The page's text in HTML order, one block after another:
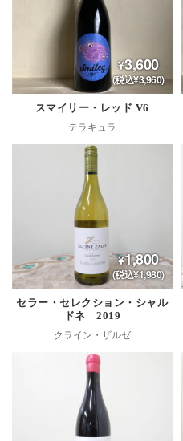
3,600
(税込¥3,960)
スマイリー・レッド V6
テラキュラ
1,800
(税込¥1,980)
セラー・セレクション・シャル
ドネ 2019
クライン・ザルゼ